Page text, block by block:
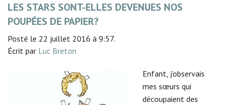
LES STARS SONT-ELLES DEVENUES NOS
POUPÉES DE PAPIER?
Posté le 22 juillet 2016 à 9:57.
Écrit par Luc Breton
Enfant, j’observais
mes sœurs qui
découpaient des